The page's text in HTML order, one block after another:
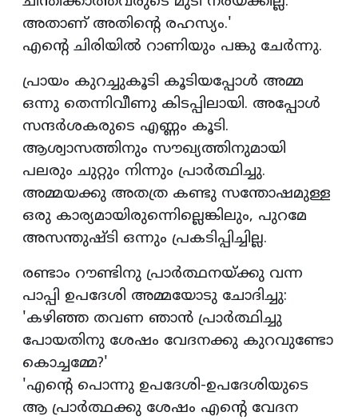
അതാണ് അതിന്റെ രഹസ്യം.'
എന്റെ ചിരിയില്‍ റാണിയും പങ്കു ചേര്‍ന്നു.
പ്രായം കുറച്ചുകൂടി കൂടിയപ്പോള്‍ അമ്മ
ഒന്നു തെന്നിവീണു കിടപ്പിലായി. അപ്പോള്‍
സന്ദര്‍ശകരുടെ എണ്ണം കൂടി.
ആശ്വാസത്തിനും സൗഖ്യത്തിനുമായി
പലരും ചുറ്റും നിന്നും പ്രാര്‍ത്ഥിച്ചു.
അമ്മയക്കു അതത്ര കണ്ടു സന്തോഷമുള്ള
ഒരു കാര്യമായിരുന്നെില്ലെങ്കിലും, പുറമേ
അസന്തുഷ്ടി ഒന്നും പ്രകടിപ്പിച്ചില്ല.
രണ്ടാം റൗണ്ടിനു പ്രാര്‍ത്ഥനയ്ക്കു വന്ന
പാപ്പി ഉപദേശി അമ്മയോടു ചോദിച്ചു:
'കഴിഞ്ഞ തവണ ഞാന്‍ പ്രാര്‍ത്ഥിച്ചു
പോയതിനു ശേഷം വേദനക്കു കുറവുണ്ടോ
കൊച്ചമ്മേ?'
'എന്റെ പൊന്നു ഉപദേശി-ഉപദേശിയുടെ
ആ പ്രാര്‍ത്ഥക്കു ശേഷം എന്റെ വേദന